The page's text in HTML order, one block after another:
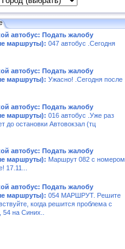
автобус: Подать жалобу
маршруты): 047 автобус .Сегодня
автобус: Подать жалобу
маршруты): Ужасно! .Сегодня после
автобус: Подать жалобу
маршруты): 016 автобус .Уже раз
до остановки Автовокзал (тц
автобус: Подать жалобу
маршруты): Маршрут 082 с номером
17.11...
автобус: Подать жалобу
маршруты): 054 МАРШРУТ. Решите
когда решится проблема с
на Синих..